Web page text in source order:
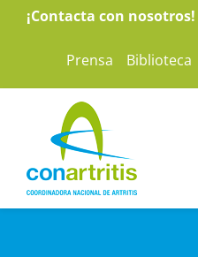
Saltar¡Contacta con nosotros!
Prensa Biblioteca